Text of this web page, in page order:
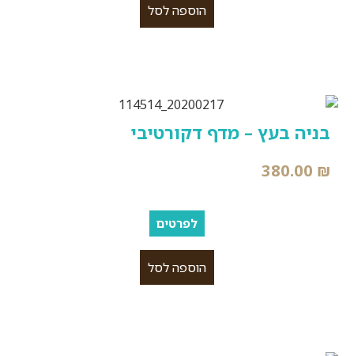
הוספה לסל
בניה בעץ – מדף דקורטיבי
380.00 ₪
לפרטים
הוספה לסל